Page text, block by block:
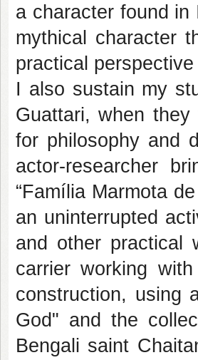
a character found
mythical character
practical
I also sustain my
Guattari, when
for philosophy and
actor-researcher
“Família Marmota
an uninterrupted
and other practical
carrier working
construction, using
God" and the
Bengali saint